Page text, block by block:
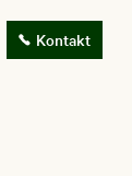
Kontakt